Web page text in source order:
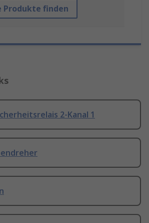
Produkte finden
2-Kanal 1